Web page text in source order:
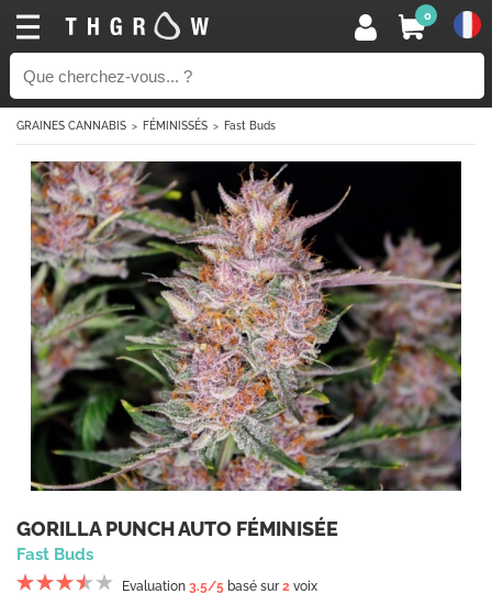
0
GRAINES CANNABIS FÉMINISSÉS Fast Buds
GORILLA PUNCH AUTO FÉMINISÉE
Fast Buds
Evaluation 3.5/5 basé sur2 voix